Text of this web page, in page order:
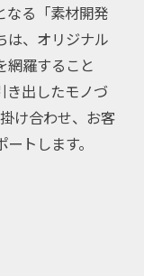
個人情報保護方
針
なる「素材開発
は、オリジナル
網羅すること
き出したモノづ
け合わせ、お客
トします。